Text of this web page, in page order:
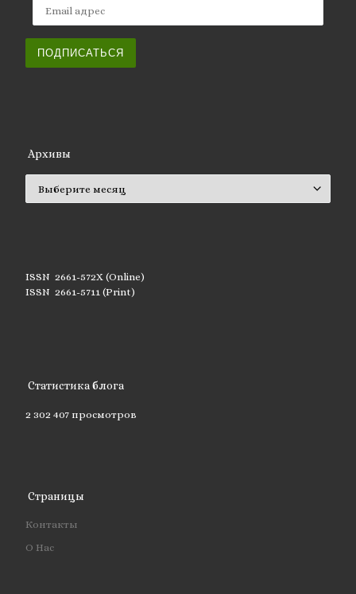
ПОДПИСАТЬСЯ
Архивы
ISSN 2661-572X (Online)
ISSN 2661-5711 (Print)
Статистика блога
2 302 407 просмотров
Страницы
Контакты
О Нас